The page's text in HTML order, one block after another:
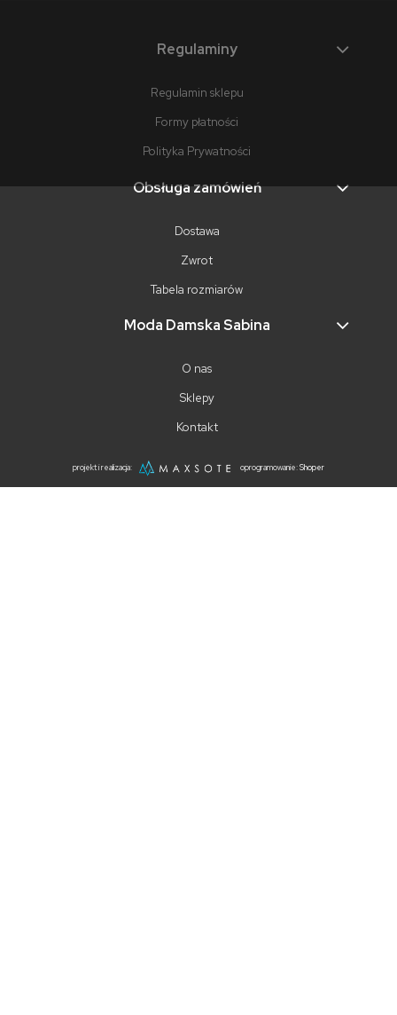
Regulaminy
Regulamin sklepu
Formy płatności
Polityka Prywatności
Obsługa zamówień
Dostawa
Zwrot
Tabela rozmiarów
Moda Damska Sabina
O nas
Sklepy
Kontakt